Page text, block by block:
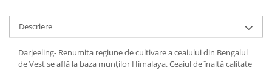
Descriere
Darjeeling- Renumita regiune de cultivare a ceaiului din Bengalul
de Vest se află la baza munților Himalaya. Ceaiul de înaltă calitate